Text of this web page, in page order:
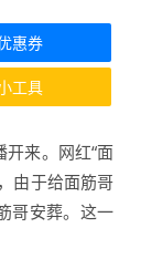
惠券
工具
来。网红“面
由于给面筋哥
哥安葬。这一